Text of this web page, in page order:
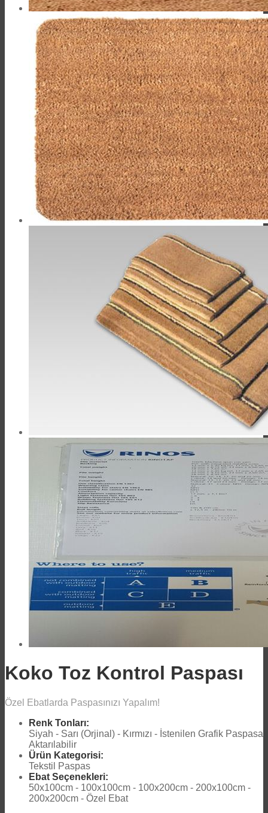
Koko Toz Kontrol Paspası
Özel Ebatlarda Paspasınızı Yapalım!
Renk Tonları:
Siyah - Sarı (Orjinal) - Kırmızı - İstenilen Grafik Paspasa
Aktarılabilir
Ürün Kategorisi:
Tekstil Paspas
Ebat Seçenekleri:
50x100cm - 100x100cm - 100x200cm - 200x100cm -
200x200cm - Özel Ebat